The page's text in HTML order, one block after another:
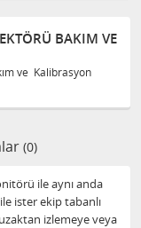
Türkak
(0)
ile aynı anda
ister ekip tabanlı
izlemeye veya